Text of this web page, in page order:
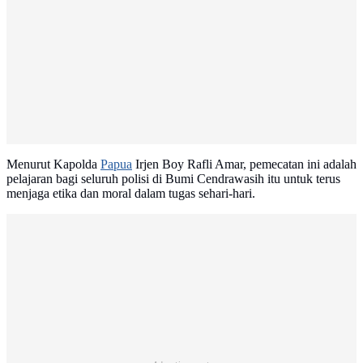
Menurut Kapolda Papua Irjen Boy Rafli Amar, pemecatan ini adalah
pelajaran bagi seluruh polisi di Bumi Cendrawasih itu untuk terus
menjaga etika dan moral dalam tugas sehari-hari.